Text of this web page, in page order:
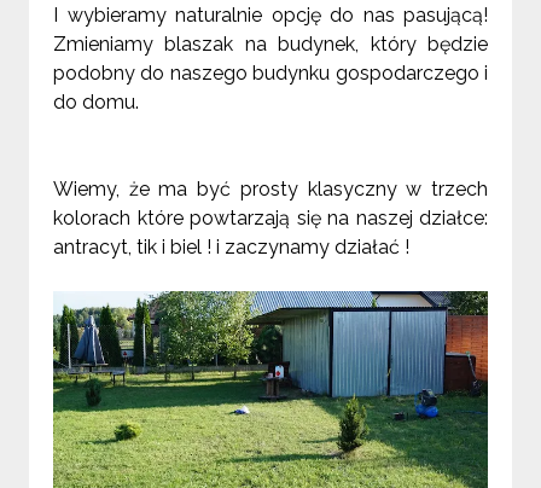
I wybieramy naturalnie opcję do nas pasującą!
Zmieniamy blaszak na budynek, który będzie
podobny do naszego budynku gospodarczego i
do domu.
Wiemy, że ma być prosty klasyczny w trzech
kolorach które powtarzają się na naszej działce:
antracyt, tik i biel ! i zaczynamy działać !